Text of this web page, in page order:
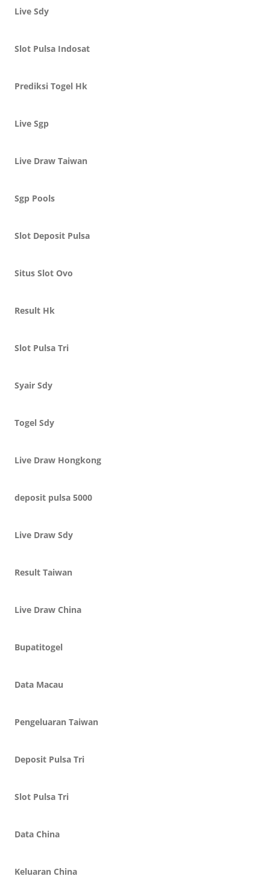
Live Sdy
Slot Pulsa Indosat
Prediksi Togel Hk
Live Sgp
Live Draw Taiwan
Sgp Pools
Slot Deposit Pulsa
Situs Slot Ovo
Result Hk
Slot Pulsa Tri
Syair Sdy
Togel Sdy
Live Draw Hongkong
deposit pulsa 5000
Live Draw Sdy
Result Taiwan
Live Draw China
Bupatitogel
Data Macau
Pengeluaran Taiwan
Deposit Pulsa Tri
Slot Pulsa Tri
Data China
Keluaran China